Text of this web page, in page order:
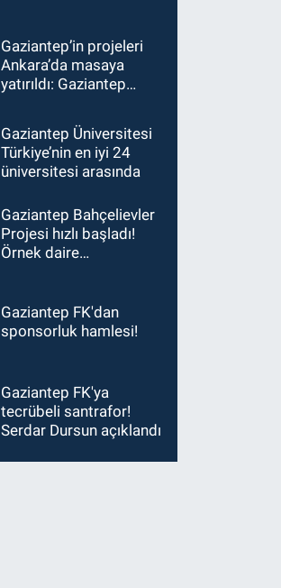
Gaziantep’in projeleri
Ankara’da masaya
yatırıldı: Gaziantep
Şimşek’e ziyaret!
Gaziantep Üniversitesi
Türkiye’nin en iyi 24
üniversitesi arasında
Gaziantep Bahçelievler
Projesi hızlı başladı!
Örnek daire
Gaziantep FK'dan
sponsorluk hamlesi!
Gaziantep FK'ya
tecrübeli santrafor!
Serdar Dursun açıklandı